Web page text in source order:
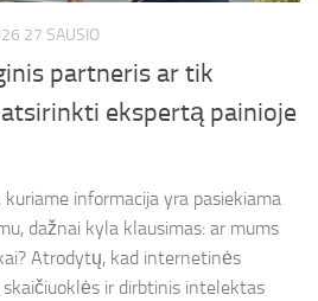
27 SAUSIO
partneris ar tik
ekspertą painioje
informacija yra pasiekiama
dažnai kyla klausimas: ar mums
Atrodytų, kad internetinės
ir dirbtinis intelektas